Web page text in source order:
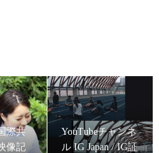
DEOAIR（ディオエア）』のイメ
際共
像記
YouTubeチャンネ
ル IG Japan / IG証